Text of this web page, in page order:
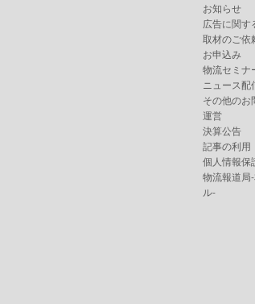
お知らせ
広告に関す
取材のご依
お申込み
物流セミナ
ニュース配
その他のお
運営
決算公告
記事の利用
個人情報保
物流報道局
ル-